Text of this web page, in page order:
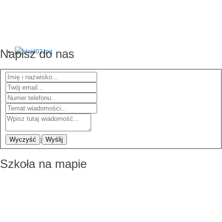
Napisz do nas
Wyczyść Wyślij
Szkoła na mapie